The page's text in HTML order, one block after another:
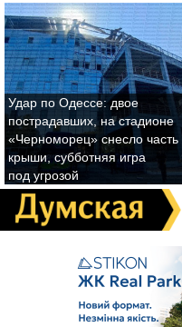
Удар по Одессе: двое
пострадавших, на стадионе
«Черноморец» снесло часть
крыши, субботняя игра
под угрозой